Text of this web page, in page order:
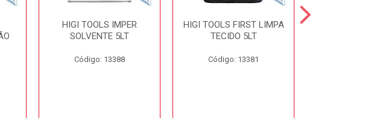
HIGI TOOLS IMPER
SOLVENTE 5LT
Código: 13388
HIGI TOOLS FIRST LIMPA
TECIDO 5LT
Código: 13381